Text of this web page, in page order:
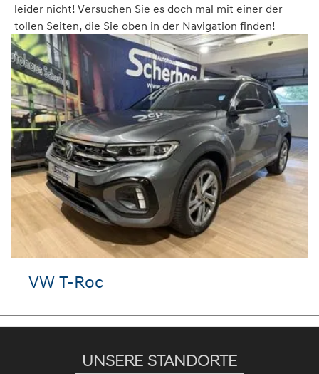
leider nicht! Versuchen Sie es doch mal mit einer der
tollen Seiten, die Sie oben in der Navigation finden!
VW T-Roc
UNSERE STANDORTE